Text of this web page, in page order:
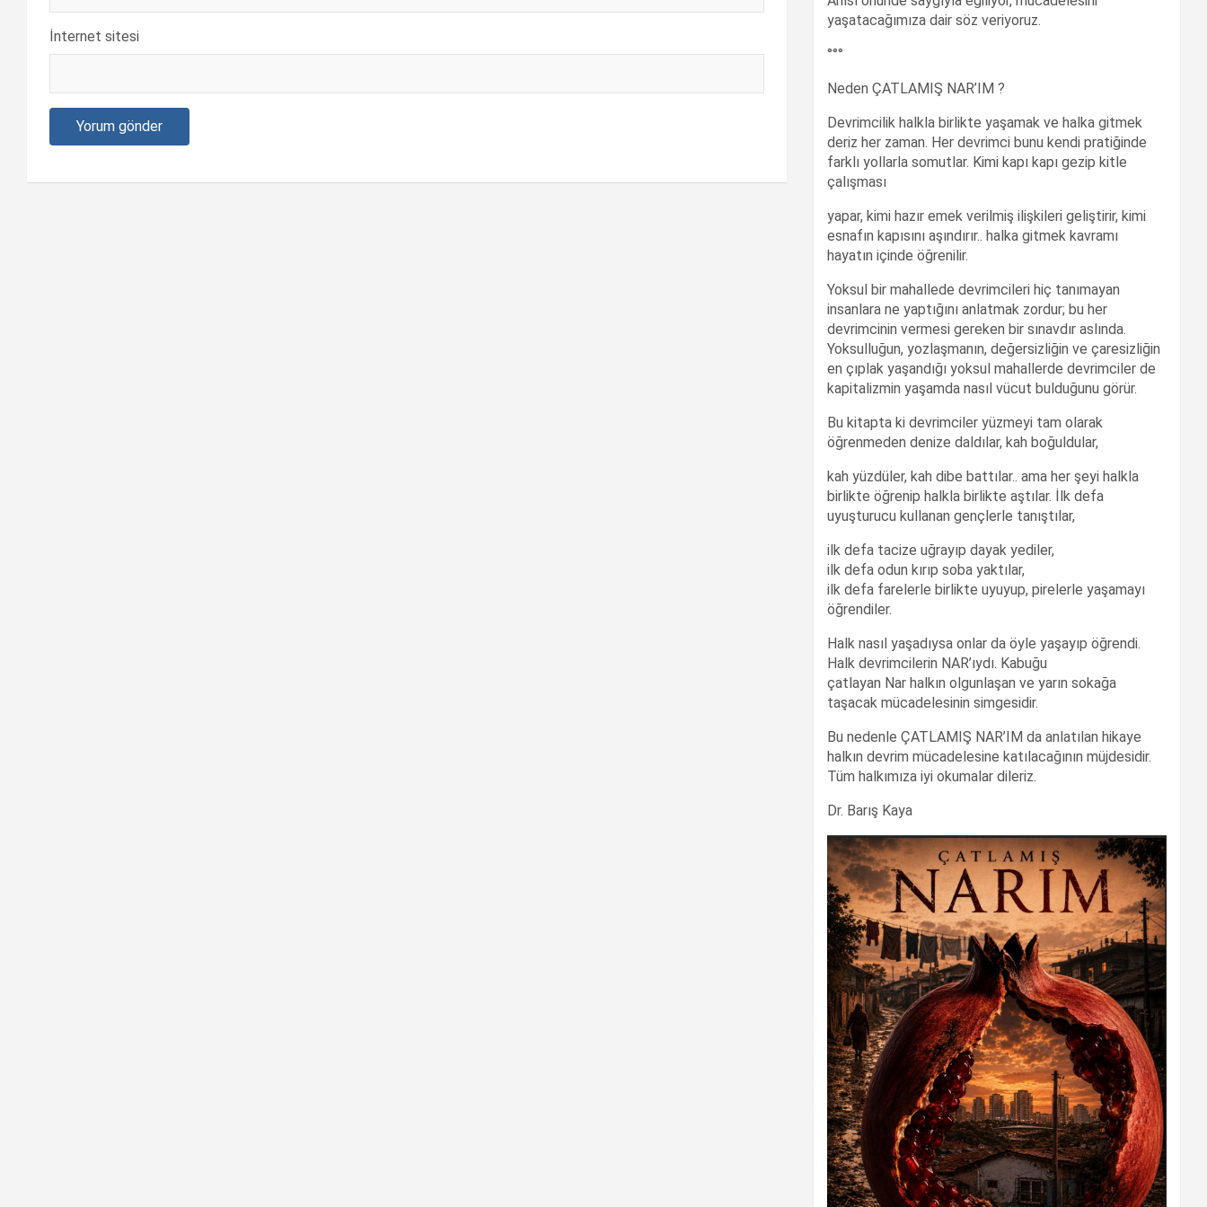
İnternet sitesi
yaşatacağımıza dair söz veriyoruz.
°°°
Neden ÇATLAMIŞ NAR’IM ?
Devrimcilik halkla birlikte yaşamak ve halka gitmek
deriz her zaman. Her devrimci bunu kendi pratiğinde
farklı yollarla somutlar. Kimi kapı kapı gezip kitle
çalışması
yapar, kimi hazır emek verilmiş ilişkileri geliştirir, kimi
esnafın kapısını aşındırır.. halka gitmek kavramı
hayatın içinde öğrenilir.
Yoksul bir mahallede devrimcileri hiç tanımayan
insanlara ne yaptığını anlatmak zordur; bu her
devrimcinin vermesi gereken bir sınavdır aslında.
Yoksulluğun, yozlaşmanın, değersizliğin ve çaresizliğin
en çıplak yaşandığı yoksul mahallerde devrimciler de
kapitalizmin yaşamda nasıl vücut bulduğunu görür.
Bu kitapta ki devrimciler yüzmeyi tam olarak
öğrenmeden denize daldılar, kah boğuldular,
kah yüzdüler, kah dibe battılar.. ama her şeyi halkla
birlikte öğrenip halkla birlikte aştılar. İlk defa
uyuşturucu kullanan gençlerle tanıştılar,
ilk defa tacize uğrayıp dayak yediler,
ilk defa odun kırıp soba yaktılar,
ilk defa farelerle birlikte uyuyup, pirelerle yaşamayı
öğrendiler.
Halk nasıl yaşadıysa onlar da öyle yaşayıp öğrendi.
Halk devrimcilerin NAR’ıydı. Kabuğu
çatlayan Nar halkın olgunlaşan ve yarın sokağa
taşacak mücadelesinin simgesidir.
Bu nedenle ÇATLAMIŞ NAR’IM da anlatılan hikaye
halkın devrim mücadelesine katılacağının müjdesidir.
Tüm halkımıza iyi okumalar dileriz.
Dr. Barış Kaya